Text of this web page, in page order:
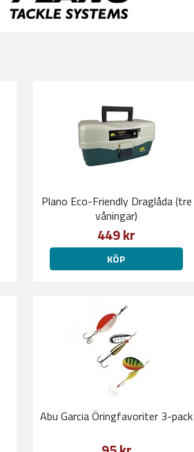
Plano Eco-Friendly Draglåda (tre
våningar)
449 kr
KÖP
Abu Garcia Öringfavoriter 3-pack